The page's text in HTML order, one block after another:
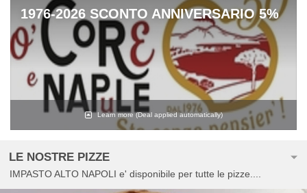
1976-2026 SCONTO ANNIVERSARIO 5%
Learn more(Deal applied automatically)
LE NOSTRE PIZZE
IMPASTO ALTO NAPOLI e' disponibile per tutte le pizze....